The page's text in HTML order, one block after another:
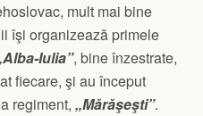
mult mai bine
îşi organizează primele
Iulia”, bine înzestrate,
fiecare, şi au început
regiment, „Mărăşeşti”.